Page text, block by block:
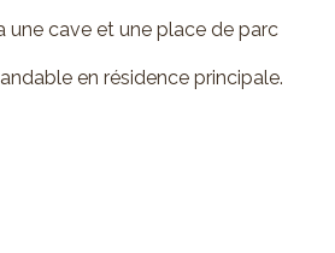
une cave et une place de parc
en résidence principale.